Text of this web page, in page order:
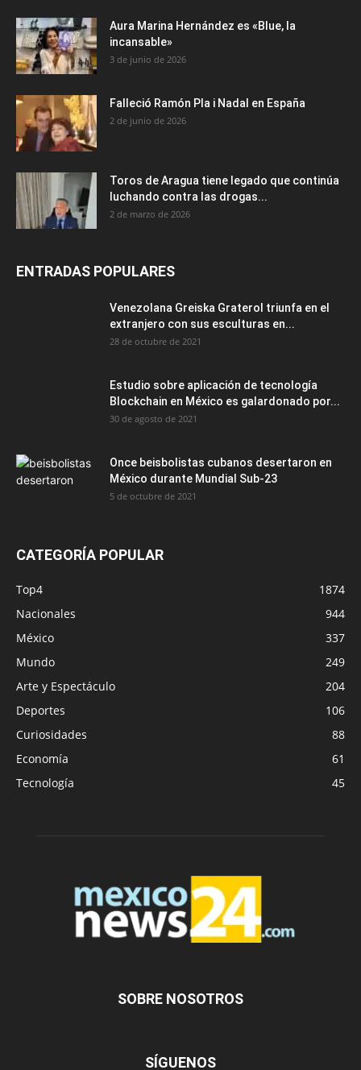
Aura Marina Hernández es «Blue, la
incansable»
3 de junio de 2026
Falleció Ramón Pla i Nadal en España
2 de junio de 2026
Toros de Aragua tiene legado que continúa
luchando contra las drogas...
2 de marzo de 2026
ENTRADAS POPULARES
Venezolana Greiska Graterol triunfa en el
extranjero con sus esculturas en...
28 de octubre de 2021
Estudio sobre aplicación de tecnología
Blockchain en México es galardonado por...
30 de agosto de 2021
Once beisbolistas cubanos desertaron en
México durante Mundial Sub-23
5 de octubre de 2021
CATEGORÍA POPULAR
Top4
1874
Nacionales
944
México
337
Mundo
249
Arte y Espectáculo
204
Deportes
106
Curiosidades
88
Economía
61
Tecnología
45
SOBRE NOSOTROS
SÍGUENOS